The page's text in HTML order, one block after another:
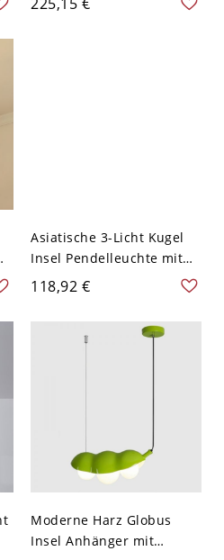
Wohngebrauch - 110V-
Asiatische 3-Licht Kugel
Insel Pendelleuchte mit
Holzrahmen - 110V-120V
Holz
118,92 €
Moderne Harz Globus
Insel Anhänger mit